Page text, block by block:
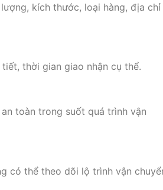
kích thước, loại hàng, địa chỉ
thời gian giao nhận cụ thể.
toàn trong suốt quá trình vận
có thể theo dõi lộ trình vận